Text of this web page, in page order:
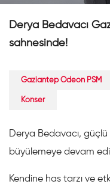
Derya Bedavacı
sahnesinde!
Gaziantep Odeon PSM
Konser
Derya Bedavacı,
büyülemeye devam
Kendine has tarzı ve